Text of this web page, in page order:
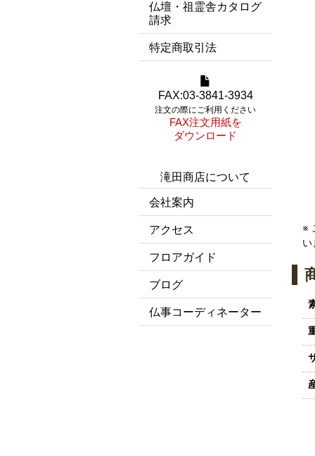
※
い
仏壇・祖霊舎カタログ
請求
特定商取引法
FAX:03-3841-3934
注文の際にご利用ください
FAX注文用紙を
ダウンロード
滝田商店について
会社案内
アクセス
フロアガイド
ブログ
仏事コーディネーター